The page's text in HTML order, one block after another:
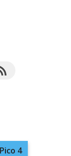
Feed
Pico 4